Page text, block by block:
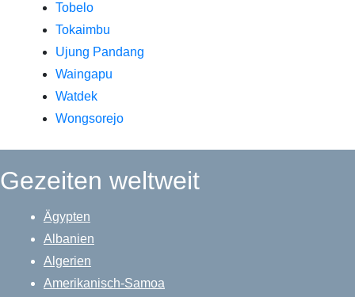
Tobelo
Tokaimbu
Ujung Pandang
Waingapu
Watdek
Wongsorejo
Gezeiten weltweit
Ägypten
Albanien
Algerien
Amerikanisch-Samoa